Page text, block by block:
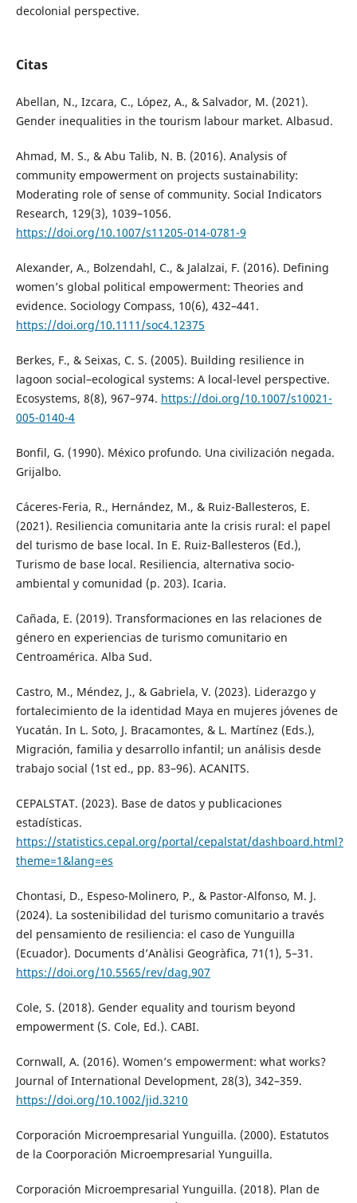
decolonial perspective.
Citas
Abellan, N., Izcara, C., López, A., & Salvador, M. (2021).
Gender inequalities in the tourism labour market. Albasud.
Ahmad, M. S., & Abu Talib, N. B. (2016). Analysis of
community empowerment on projects sustainability:
Moderating role of sense of community. Social Indicators
Research, 129(3), 1039–1056.
https://doi.org/10.1007/s11205-014-0781-9
Alexander, A., Bolzendahl, C., & Jalalzai, F. (2016). Defining
women’s global political empowerment: Theories and
evidence. Sociology Compass, 10(6), 432–441.
https://doi.org/10.1111/soc4.12375
Berkes, F., & Seixas, C. S. (2005). Building resilience in
lagoon social–ecological systems: A local-level perspective.
Ecosystems, 8(8), 967–974. https://doi.org/10.1007/s10021-
005-0140-4
Bonfil, G. (1990). México profundo. Una civilización negada.
Grijalbo.
Cáceres-Feria, R., Hernández, M., & Ruiz-Ballesteros, E.
(2021). Resiliencia comunitaria ante la crisis rural: el papel
del turismo de base local. In E. Ruiz-Ballesteros (Ed.),
Turismo de base local. Resiliencia, alternativa socio-
ambiental y comunidad (p. 203). Icaria.
Cañada, E. (2019). Transformaciones en las relaciones de
género en experiencias de turismo comunitario en
Centroamérica. Alba Sud.
Castro, M., Méndez, J., & Gabriela, V. (2023). Liderazgo y
fortalecimiento de la identidad Maya en mujeres jóvenes de
Yucatán. In L. Soto, J. Bracamontes, & L. Martínez (Eds.),
Migración, familia y desarrollo infantil; un análisis desde
trabajo social (1st ed., pp. 83–96). ACANITS.
CEPALSTAT. (2023). Base de datos y publicaciones
estadísticas.
https://statistics.cepal.org/portal/cepalstat/dashboard.html?
theme=1&lang=es
Chontasi, D., Espeso-Molinero, P., & Pastor-Alfonso, M. J.
(2024). La sostenibilidad del turismo comunitario a través
del pensamiento de resiliencia: el caso de Yunguilla
(Ecuador). Documents d’Anàlisi Geogràfica, 71(1), 5–31.
https://doi.org/10.5565/rev/dag.907
Cole, S. (2018). Gender equality and tourism beyond
empowerment (S. Cole, Ed.). CABI.
Cornwall, A. (2016). Women’s empowerment: what works?
Journal of International Development, 28(3), 342–359.
https://doi.org/10.1002/jid.3210
Corporación Microempresarial Yunguilla. (2000). Estatutos
de la Coorporación Microempresarial Yunguilla.
Corporación Microempresarial Yunguilla. (2018). Plan de